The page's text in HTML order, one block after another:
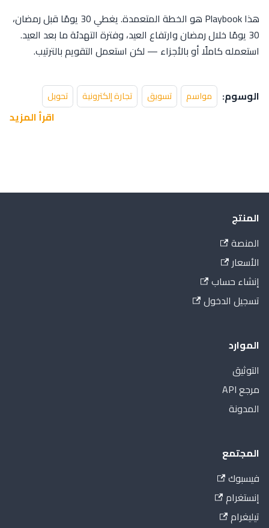
هذا Playbook هو الخطة المتعمدة. يغطي 30 يومًا قبل رمضان،
30 يومًا خلال رمضان وارتفاع العيد، وفترة التهدئة ما بعد العيد.
استعمله كاملًا أو بالأجزاء — لكن استعمل التقويم بالترتيب.
الوسوم: مواسم تسويق تجارة إلكترونية تحويل
اقرأ المزيد
المنتج
المنصة
الأسعار
إنشاء حساب
تسجيل الدخول
الموارد
التوثيق
مرجع API
المدونة
المجتمع
فيسبوك
إنستغرام
تيليغرام